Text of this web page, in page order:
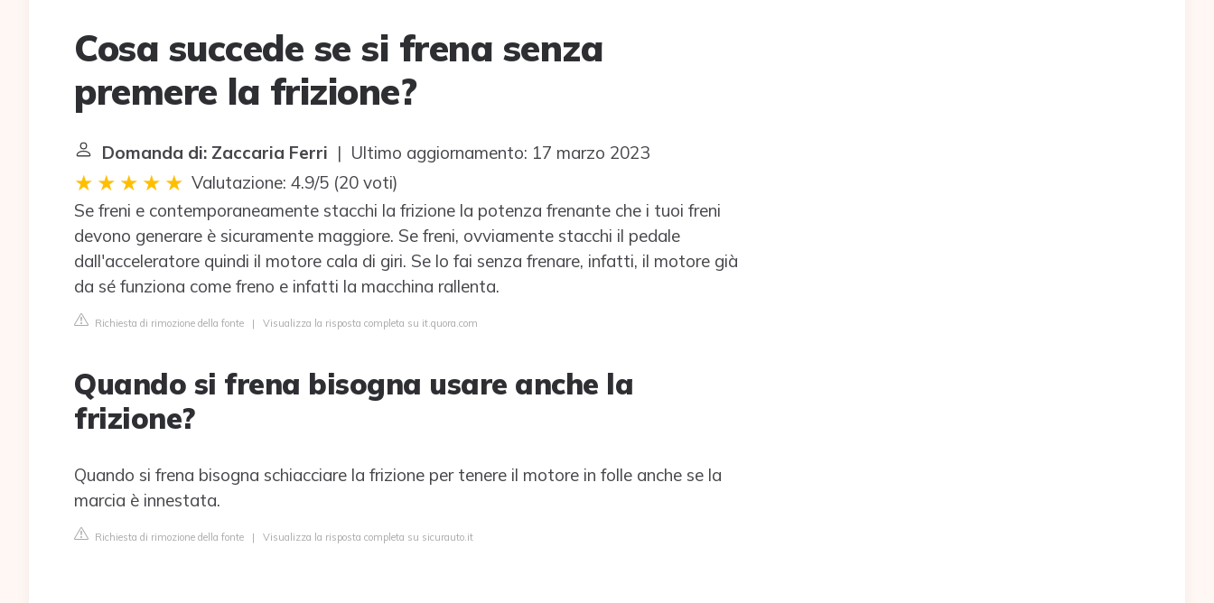
Cosa succede se si frena senza
premere la frizione?
Domanda di: Zaccaria Ferri | Ultimo aggiornamento: 17 marzo 2023
Valutazione: 4.9/5 (20 voti)
Se freni e contemporaneamente stacchi la frizione la potenza frenante che i tuoi freni
devono generare è sicuramente maggiore. Se freni, ovviamente stacchi il pedale
dall'acceleratore quindi il motore cala di giri. Se lo fai senza frenare, infatti, il motore già
da sé funziona come freno e infatti la macchina rallenta.
Richiesta di rimozione della fonte | Visualizza la risposta completa su it.quora.com
Quando si frena bisogna usare anche la
frizione?
Quando si frena bisogna schiacciare la frizione per tenere il motore in folle anche se la
marcia è innestata.
Richiesta di rimozione della fonte | Visualizza la risposta completa su sicurauto.it